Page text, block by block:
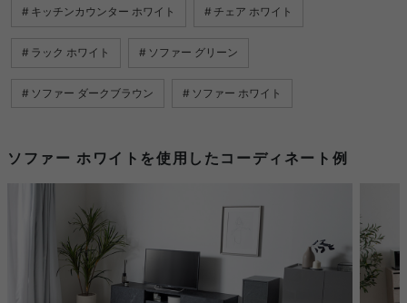
キッチンカウンター ホワイト チェア ホワイト
ラック ホワイト ソファー グリーン
ソファー ダークブラウン ソファー ホワイト
ソファー ホワイトを使用したコーディネート例